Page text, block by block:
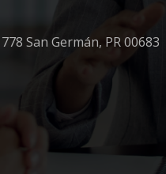
San Germán, PR 00683